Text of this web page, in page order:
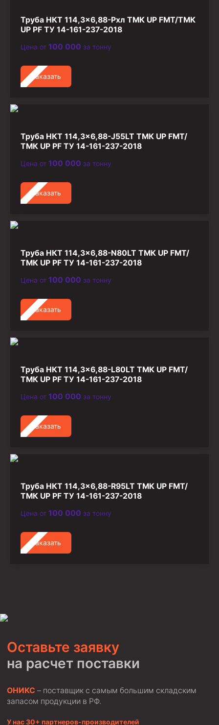
Труба НКТ 114,3×6,88-Рхл ТМК UP FMT/ТМК
UP PF ТУ 14-161-237-2018
Цена от 100 000 за тонну
Заказать
Труба НКТ 114,3×6,88-J55LT ТМК UP FMT/
ТМК UP PF ТУ 14-161-237-2018
Цена от 100 000 за тонну
Заказать
Труба НКТ 114,3×6,88-N80LT ТМК UP FMT/
ТМК UP PF ТУ 14-161-237-2018
Цена от 100 000 за тонну
Заказать
Труба НКТ 114,3×6,88-L80LT ТМК UP FMT/
ТМК UP PF ТУ 14-161-237-2018
Цена от 100 000 за тонну
Заказать
Труба НКТ 114,3×6,88-R95LT ТМК UP FMT/
ТМК UP PF ТУ 14-161-237-2018
Цена от 100 000 за тонну
Заказать
Оставьте заявку
на расчет поставки
ОНИКС – поставщик с самым большим складским
запасом продукции в РФ.
У нас 30+ партнеров-производителей